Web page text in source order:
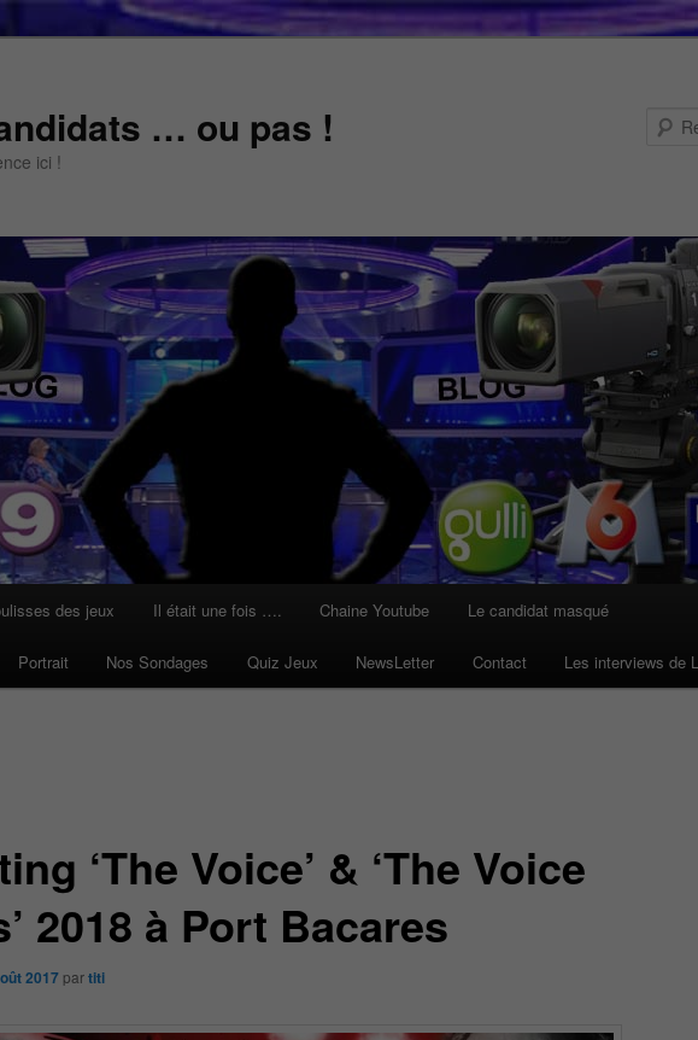
… ou pas !
ici !
des jeux Il était une fois …. Chaine Youtube Le candidat masqué
Portrait Nos Sondages Quiz Jeux NewsLetter Contact Les interviews de
‘The Voice’ & ‘The Voice
2018 à Port Bacares
2017 partiti